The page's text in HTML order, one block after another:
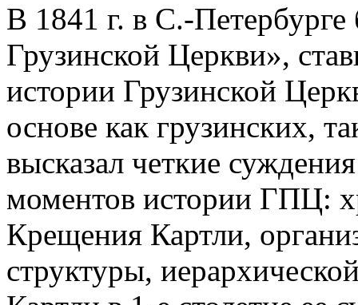
В 1841 г. в С.-Петербурге
Грузинской Церкви»,
истории Грузинской
основе как грузинских,
высказал четкие
моментов истории ГПЦ:
Крещения Картли,
структуры,